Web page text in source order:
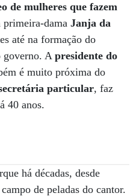
de mulheres que fazem
primeira-dama Janja da
até na formação do
governo. A presidente do
é muito próxima do
particular, faz
40 anos.
há décadas, desde
de peladas do cantor.